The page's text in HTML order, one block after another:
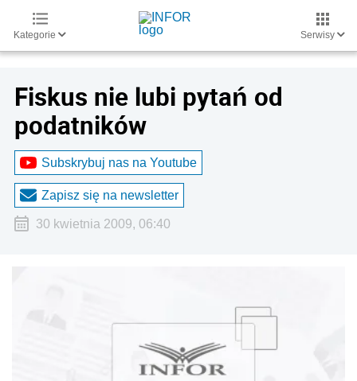
Kategorie Serwisy
Fiskus nie lubi pytań od
podatników
Subskrybuj nas na Youtube
Zapisz się na newsletter
30 kwietnia 2009, 06:40